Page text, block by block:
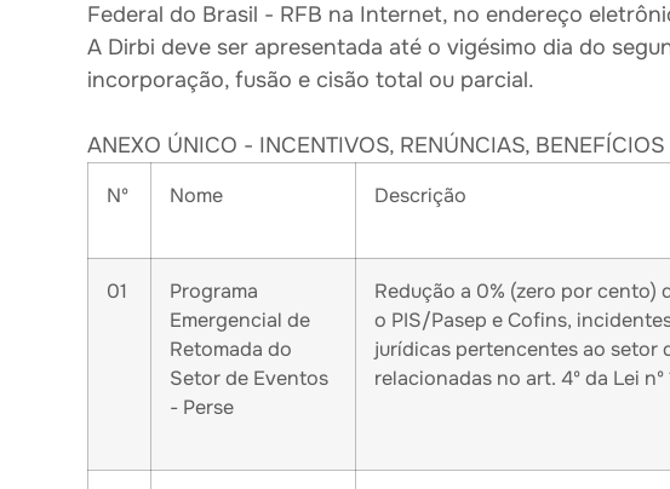
Federal do Brasil - RFB na Internet, no endereço
A Dirbi deve ser apresentada até o vigésimo dia do
incorporação, fusão e cisão total ou parcial.
ANEXO ÚNICO - INCENTIVOS, RENÚNCIAS,
Nº Nome Descrição
01
Programa
Emergencial de
Retomada do
Setor de Eventos
- Perse
Redução a 0% (zero por cento)
o PIS/Pasep e Cofins,
jurídicas pertencentes ao setor
relacionadas no art. 4º da Lei